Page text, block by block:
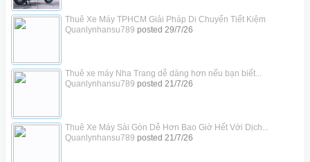
Thuê Xe Máy TPHCM Giải Pháp Di Chuyển Tiết Kiệm
Quanlynhansu789 posted 29/7/26
Thuê xe máy Nha Trang dễ dàng hơn nếu bạn biết...
Quanlynhansu789 posted 21/7/26
Thuê Xe Máy Sài Gòn Dễ Hơn Bao Giờ Hết Với Dịch...
Quanlynhansu789 posted 21/7/26